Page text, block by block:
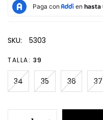
SKU: 5303
TALLA: 39
34 35 36 37